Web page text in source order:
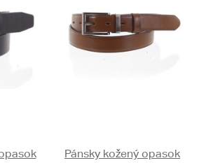
Pánsky kožený opasok